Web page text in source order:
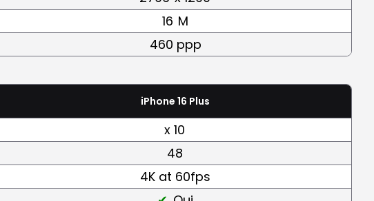
16 M
460 ppp
iPhone 16 Plus
x 10
48
4K at 60fps